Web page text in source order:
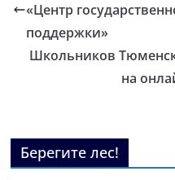
«Центр
поддержки»
Школьников
на
Берегите лес!